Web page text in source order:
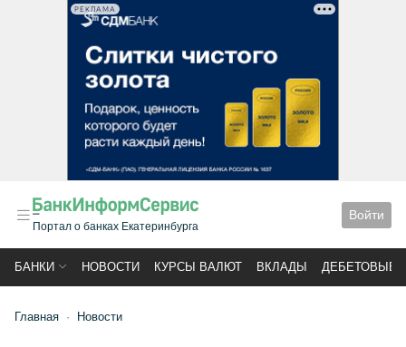
РЕКЛАМА
Портал о банках Екатеринбурга
Войти
БАНКИ НОВОСТИ КУРСЫ ВАЛЮТ ВКЛАДЫ ДЕБЕТОВЫЕ
Главная Новости